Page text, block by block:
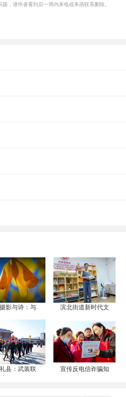
，请作者看到后一周内来电或来函联系删除。
影与诗：与 滨北街道新时代文
县：武装联 宣传反电信诈骗知